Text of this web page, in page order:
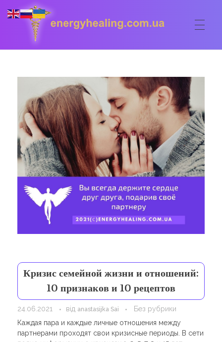
Energyhealing
ДОПОМОГА
Консультація онлайн
Сеанси
Астрологія
Карма терапія
Очищення житла
ШКОЛА
Кодекс
Ступені
Навчання
КОРИСНЕ
Сакральні тури
Відео лекції
Карти Духів
КОНТАКТИ
Кризис семейной жизни и отношений:
10 признаков и 10 рецептов
24.06.2021 від anastasijka Sai
Без рубрики
Каждая пара и каждые личные отношения между
партнерами проходят свои кризисные периоды. В сети